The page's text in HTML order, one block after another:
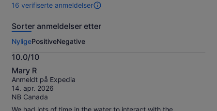
16 verifiserte anmeldelser
16
av
opplevelsen.
Mer
informasjon
om
våre
verifiserte
anmeldelser.
Sorter anmeldelser etter
NyligePositiveNegative
10.0/10
10.0
av
10
Mary R
Anmeldt på Expedia
14. apr. 2026
NB Canada